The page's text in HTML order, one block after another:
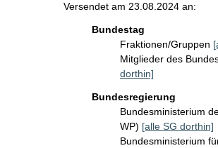
Versendet am 23.08.2024 an:
Bundestag
Fraktionen/Gruppen
Mitglieder des
dorthin]
Bundesregierung
Bundesministerium
WP) [alle SG dorthin]
Bundesministerium